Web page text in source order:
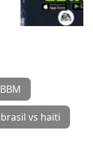
BBM
brasil vs haiti